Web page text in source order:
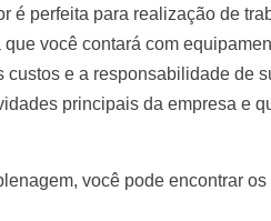
é perfeita para realização de
que você contará com
custos e a responsabilidade de
principais da empresa e
você pode encontrar